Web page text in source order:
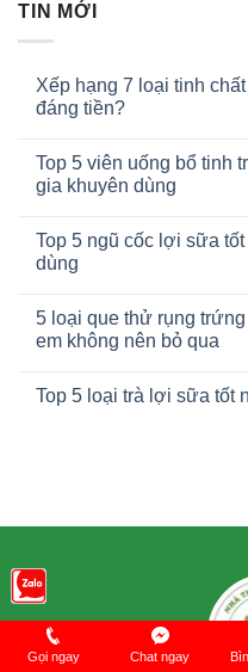
TIN MỚI
Xếp hạng 7 loại tinh
đáng tiền?
Top 5 viên uống bổ tinh
gia khuyên dùng
Top 5 ngũ cốc lợi sữa
dùng
5 loại que thử rụng
em không nên bỏ qua
Top 5 loại trà lợi sữa tốt
Gọi ngay Chat ngay